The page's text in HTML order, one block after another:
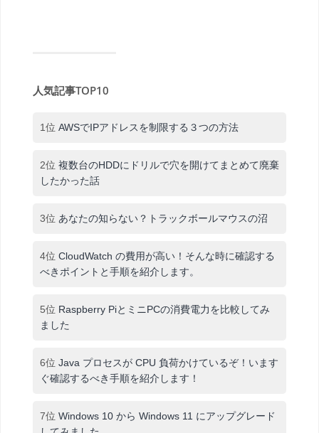
人気記事TOP10
1位 AWSでIPアドレスを制限する３つの方法
2位 複数台のHDDにドリルで穴を開けてまとめて廃棄
したかった話
3位 あなたの知らない？トラックボールマウスの沼
4位 CloudWatch の費用が高い！そんな時に確認する
べきポイントと手順を紹介します。
5位 Raspberry PiとミニPCの消費電力を比較してみ
ました
6位 Java プロセスが CPU 負荷かけているぞ！います
ぐ確認するべき手順を紹介します！
7位 Windows 10 から Windows 11 にアップグレード